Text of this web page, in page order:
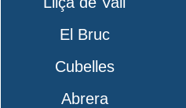
El Bruc
Cubelles
Abrera